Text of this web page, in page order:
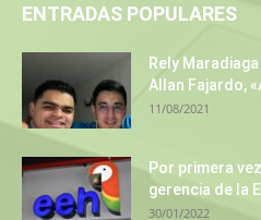
ENTRADAS POPULARES
Rely
Allan Fajardo,
11/08/2021
Por primera
gerencia de la
30/01/2022